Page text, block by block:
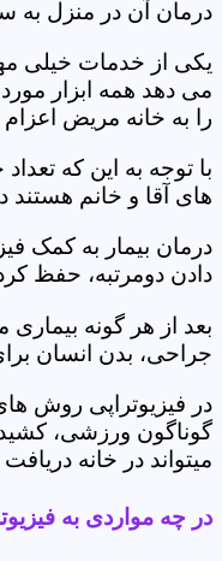
درمان آن در منزل به
یکی از خدمات خیلی
می دهد همه ابزار
را به خانه مریض
با توجه به این که
های آقا و خانم هستند
درمان بیمار به کمک
دادن دومرتبه، حفظ
بعد از هر گونه
جراحی، بدن انسان
در فیزیوتراپی روش
گوناگون ورزشی،
میتواند در خانه دریافت
در چه مواردی به